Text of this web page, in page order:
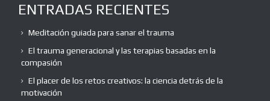
ENTRADAS RECIENTES
Meditación guiada para sanar el trauma
El trauma generacional y las terapias basadas en la
compasión
El placer de los retos creativos: la ciencia detrás de la
motivación